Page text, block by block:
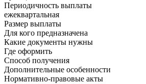
Периодичность выплаты
ежеквартальная
Размер выплаты
Для кого предназначена
Какие документы нужны
Где оформить
Способ получения
Дополнительные особенности
Нормативно-правовые акты